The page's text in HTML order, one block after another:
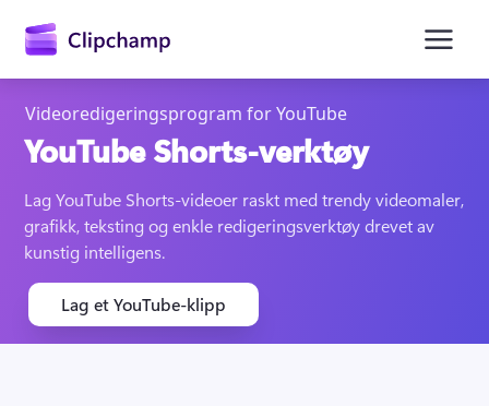
Logg på
Videoredigeringsprogram for YouTube
YouTube Shorts-verktøy
Lag YouTube Shorts-videoer raskt med trendy videomaler,
grafikk, teksting og enkle redigeringsverktøy drevet av
kunstig intelligens.
Lag et YouTube-klipp